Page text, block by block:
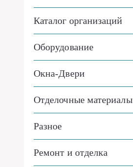
Каталог организаций
Оборудование
Окна-Двери
Отделочные материалы
Разное
Ремонт и отделка